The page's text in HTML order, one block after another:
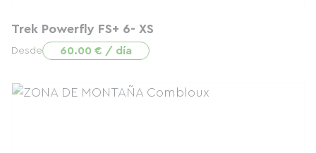
Trek Powerfly FS+ 6- XS
Desde 60.00 € / día